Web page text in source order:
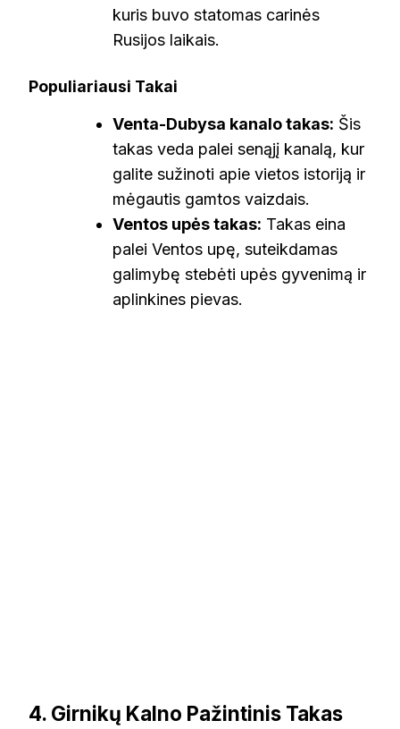
kuris buvo statomas carinės
Rusijos laikais.
Populiariausi Takai
Venta-Dubysa kanalo takas: Šis
takas veda palei senąjį kanalą, kur
galite sužinoti apie vietos istoriją ir
mėgautis gamtos vaizdais.
Ventos upės takas: Takas eina
palei Ventos upę, suteikdamas
galimybę stebėti upės gyvenimą ir
aplinkines pievas.
4. Girnikų Kalno Pažintinis Takas